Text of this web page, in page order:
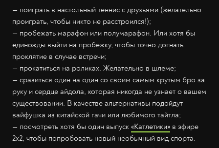
— поиграть в настольный теннис с друзьями (желательно
проиграть, чтобы никто не расстроился!);
— пробежать марафон или полумарафон. Или хотя бы
единожды выйти на пробежку, чтобы точно догнать
проклятие в случае встречи;
— прокатиться на роликах. Желательно в шлеме;
— сразиться один на один со своим самым крутым бро за
руку и сердце айдола, которая никогда не узнает о вашем
существовании. В качестве альтернативы подойдут
вайфушка из китайской гачи или любимого тайтла;
— посмотреть хотя бы один выпуск «Катлетики» в эфире
2х2, чтобы попробовать новый необычный вид спорта.